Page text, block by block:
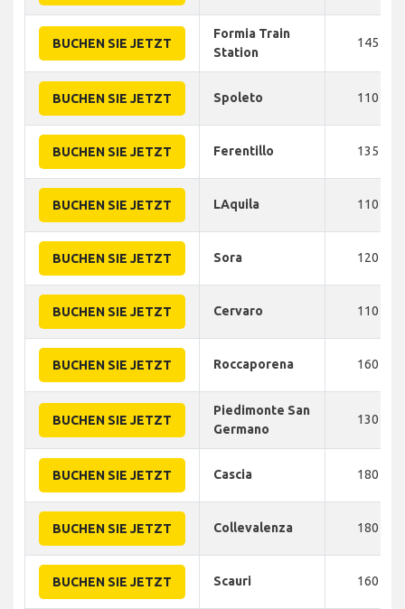
BUCHEN SIE JETZT
Formia Train
Station
145
BUCHEN SIE JETZT Spoleto 110
BUCHEN SIE JETZT Ferentillo 135
BUCHEN SIE JETZT LAquila 110
BUCHEN SIE JETZT Sora 120
BUCHEN SIE JETZT Cervaro 110
BUCHEN SIE JETZT Roccaporena 160
BUCHEN SIE JETZT
Piedimonte San
Germano
130
BUCHEN SIE JETZT Cascia 180
BUCHEN SIE JETZT Collevalenza 180
BUCHEN SIE JETZT Scauri 160